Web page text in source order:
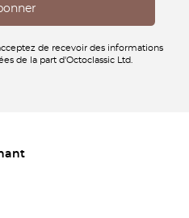
de recevoir des informations
de la part d'Octoclassic Ltd.